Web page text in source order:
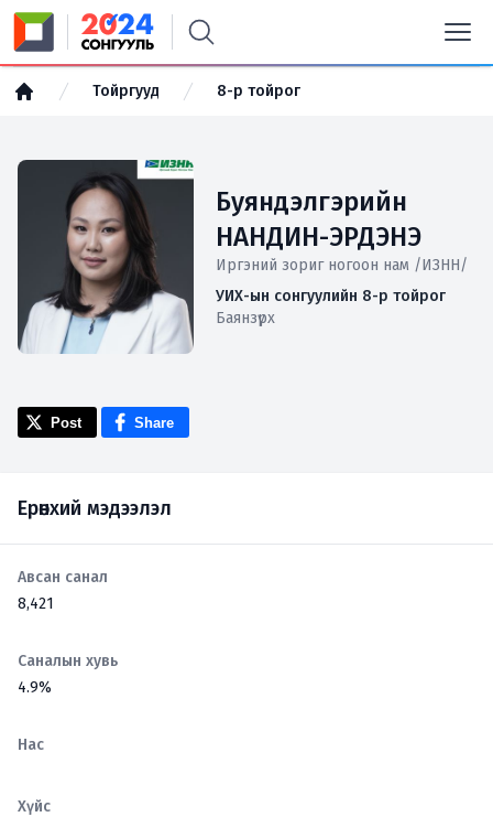
Тойргууд 8-р тойрог
Буяндэлгэрийн
НАНДИН-ЭРДЭНЭ
Иргэний зориг ногоон нам /ИЗНН/
УИХ-ын сонгуулийн 8-р тойрог
Баянзүрх
Post Share
Ерөнхий мэдээлэл
Авсан санал
8,421
Саналын хувь
4.9%
Нас
Хүйс